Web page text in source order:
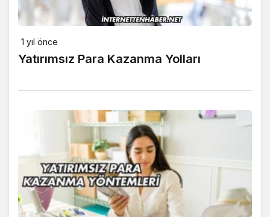
1 yıl önce
Yatırımsız Para Kazanma Yolları